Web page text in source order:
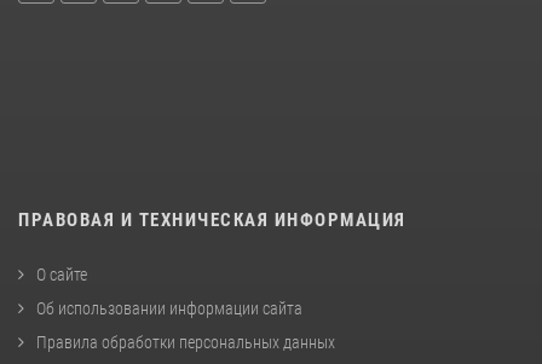
ПРАВОВАЯ И ТЕХНИЧЕСКАЯ ИНФОРМАЦИЯ
О сайте
Об использовании информации сайта
Правила обработки персональных данных